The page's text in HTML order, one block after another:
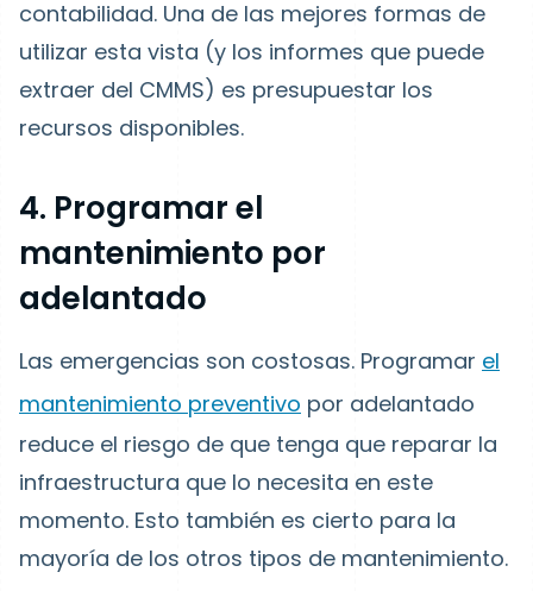
contabilidad. Una de las mejores formas de
utilizar esta vista (y los informes que puede
extraer del CMMS) es presupuestar los
recursos disponibles.
4. Programar el
mantenimiento por
adelantado
Las emergencias son costosas. Programar el
mantenimiento preventivo por adelantado
reduce el riesgo de que tenga que reparar la
infraestructura que lo necesita en este
momento. Esto también es cierto para la
mayoría de los otros tipos de mantenimiento.